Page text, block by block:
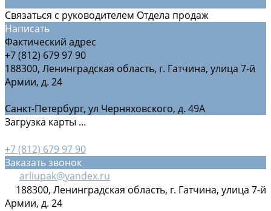
Связаться с руководителем Отдела продаж
Написать
Фактический адрес
+7 (812) 679 97 90
188300, Ленинградская область, г. Гатчина, улица 7-й
Армии, д. 24
Санкт-Петербург, ул Черняховского, д. 49А
Загрузка карты ...
+7 (812) 679 97 90
Заказать звонок
arliupak@yandex.ru
188300, Ленинградская область, г. Гатчина, улица 7-й
Армии, д. 24